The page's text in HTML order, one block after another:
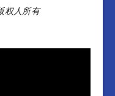
权人所有